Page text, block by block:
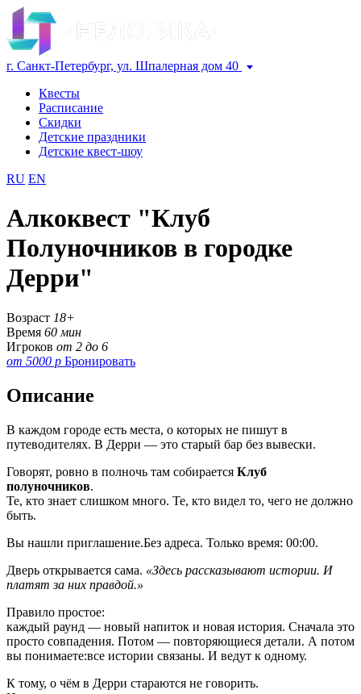
г. Санкт-Петербург, ул. Шпалерная дом 40
Квесты
Расписание
Скидки
Детские праздники
Детские квест-шоу
RU EN
Алкоквест "Клуб
Полуночников в городке
Дерри"
Возраст 18+
Время 60 мин
Игроков от 2 до 6
от 5000 р Бронировать
Описание
В каждом городе есть места, о которых не пишут в
путеводителях. В Дерри — это старый бар без вывески.
Говорят, ровно в полночь там собирается Клуб
полуночников.
Те, кто знает слишком много. Те, кто видел то, чего не должно
быть.
Вы нашли приглашение.Без адреса. Только время: 00:00.
Дверь открывается сама. «Здесь рассказывают истории. И
платят за них правдой.»
Правило простое:
каждый раунд — новый напиток и новая история. Сначала это
просто совпадения. Потом — повторяющиеся детали. А потом
вы понимаете:все истории связаны. И ведут к одному.
К тому, о чём в Дерри стараются не говорить.